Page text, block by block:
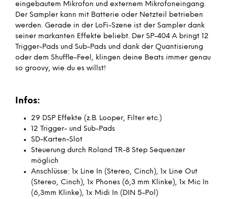
eingebautem Mikrofon und externem Mikrofoneingang.
Der Sampler kann mit Batterie oder Netzteil betrieben
werden. Gerade in der LoFi-Szene ist der Sampler dank
seiner markanten Effekte beliebt. Der SP-404 A bringt 12
Trigger-Pads und Sub-Pads und dank der Quantisierung
oder dem Shuffle-Feel, klingen deine Beats immer genau
so groovy, wie du es willst!
Infos:
29 DSP Effekte (z.B. Looper, Filter etc.)
12 Trigger- und Sub-Pads
SD-Karten-Slot
Steuerung durch Roland TR-8 Step Sequenzer
möglich
Anschlüsse: 1x Line In (Stereo, Cinch), 1x Line Out
(Stereo, Cinch), 1x Phones (6,3 mm Klinke), 1x Mic In
(6,3mm Klinke), 1x Midi In (DIN 5-Pol)